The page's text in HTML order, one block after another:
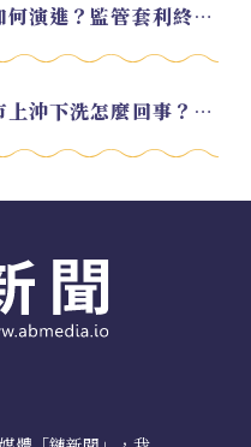
EP.217 美元穩定幣未來會如何演進？監管套利終將收斂？feat. 研究員 余哲安
EP.213 川普大攪局：袋鼠市上沖下洗怎麼回事？feat. Alvin